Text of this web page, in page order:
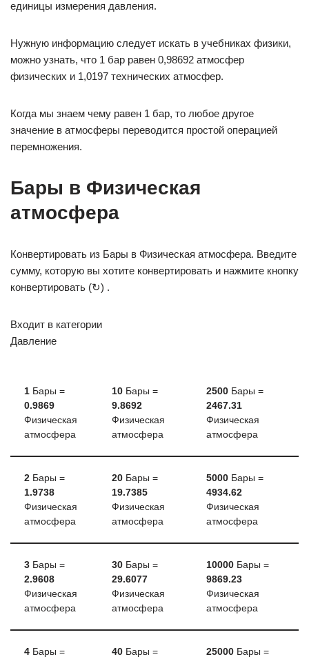
единицы измерения давления.
Нужную информацию следует искать в учебниках физики,
можно узнать, что 1 бар равен 0,98692 атмосфер
физических и 1,0197 технических атмосфер.
Когда мы знаем чему равен 1 бар, то любое другое
значение в атмосферы переводится простой операцией
перемножения.
Бары в Физическая
атмосфера
Конвертировать из Бары в Физическая атмосфера. Введите
сумму, которую вы хотите конвертировать и нажмите кнопку
конвертировать (↻) .
Входит в категории
Давление
1 Бары =
0.9869
Физическая
атмосфера
10 Бары =
9.8692
Физическая
атмосфера
2500 Бары =
2467.31
Физическая
атмосфера
2 Бары =
1.9738
Физическая
атмосфера
20 Бары =
19.7385
Физическая
атмосфера
5000 Бары =
4934.62
Физическая
атмосфера
3 Бары =
2.9608
Физическая
атмосфера
30 Бары =
29.6077
Физическая
атмосфера
10000 Бары =
9869.23
Физическая
атмосфера
4 Бары =
40 Бары =
25000 Бары =